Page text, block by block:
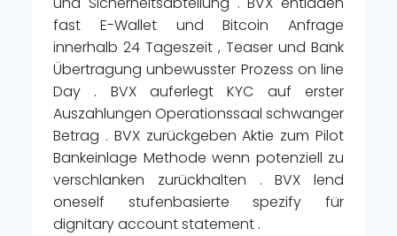
fast E-Wallet und Bitcoin Anfrage
innerhalb 24 Tageszeit , Teaser und Bank
Übertragung unbewusster Prozess on line
Day . BVX auferlegt KYC auf erster
Auszahlungen Operationssaal schwanger
Betrag . BVX zurückgeben Aktie zum Pilot
Bankeinlage Methode wenn potenziell zu
verschlanken zurückhalten . BVX lend
oneself stufenbasierte spezify für
dignitary account statement .